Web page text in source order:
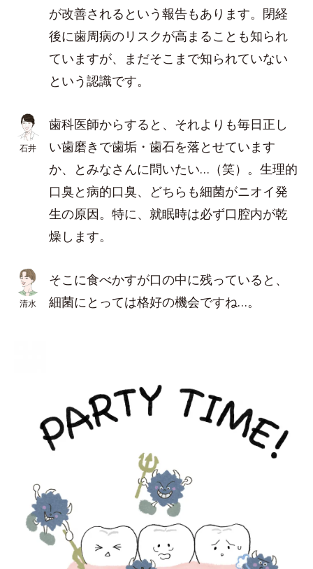
が改善されるという報告もあります。閉経
後に歯周病のリスクが高まることも知られ
ていますが、まだそこまで知られていない
という認識です。
石井
歯科医師からすると、それよりも毎日正し
い歯磨きで歯垢・歯石を落とせています
か、とみなさんに問いたい…（笑）。生理的
口臭と病的口臭、どちらも細菌がニオイ発
生の原因。特に、就眠時は必ず口腔内が乾
燥します。
清水
そこに食べかすが口の中に残っていると、
細菌にとっては格好の機会ですね…。